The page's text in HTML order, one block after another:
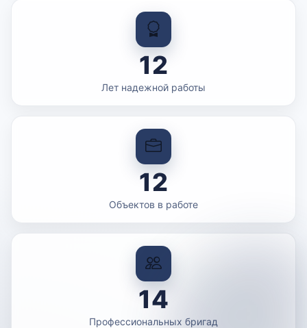
12
Лет надежной работы
12
Объектов в работе
14
Профессиональных бригад